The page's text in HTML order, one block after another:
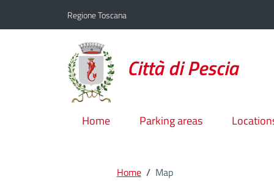
Regione Toscana
Città di Pescia
Home Parking areas
Home / Map